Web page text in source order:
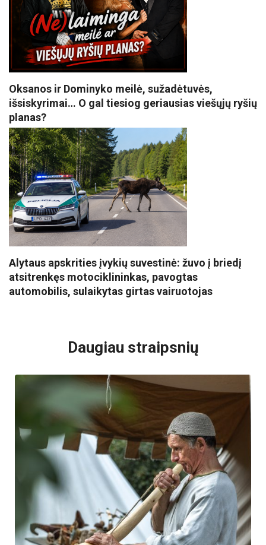
Oksanos ir Dominyko meilė, sužadėtuvės,
išsiskyrimai… O gal tiesiog geriausias viešųjų ryšių
planas?
Alytaus apskrities įvykių suvestinė: žuvo į briedį
atsitrenkęs motociklininkas, pavogtas
automobilis, sulaikytas girtas vairuotojas
Daugiau straipsnių